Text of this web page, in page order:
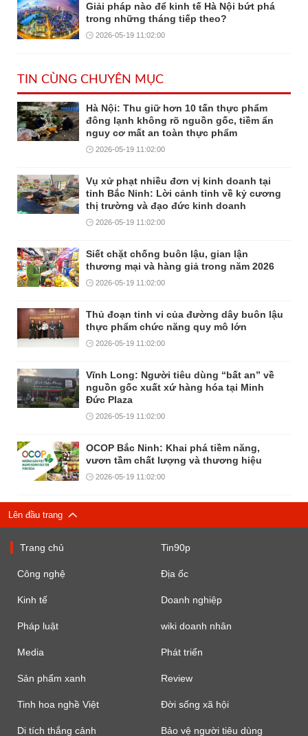
Giải pháp nào để kinh tế Hà Nội bứt phá
trong những tháng tiếp theo?
2026-05-19 11:02:00
TIN CÙNG CHUYÊN MỤC
Hà Nội: Thu giữ hơn 10 tấn thực phẩm
đông lạnh không rõ nguồn gốc, tiềm ẩn
nguy cơ mất an toàn thực phẩm
2026-05-19 11:02:00
Vụ xử phạt nhiều đơn vị kinh doanh tại
tỉnh Bắc Ninh: Lời cảnh tỉnh về kỷ cương
thị trường và đạo đức kinh doanh
2026-05-19 11:02:00
Siết chặt chống buôn lậu, gian lận
thương mại và hàng giả trong năm 2026
2026-05-19 11:02:00
Thủ đoạn tinh vi của đường dây buôn lậu
thực phẩm chức năng quy mô lớn
2026-05-19 11:02:00
Vĩnh Long: Người tiêu dùng “bất an” về
nguồn gốc xuất xứ hàng hóa tại Minh
Đức Plaza
2026-05-19 11:02:00
OCOP Bắc Ninh: Khai phá tiềm năng,
vươn tầm chất lượng và thương hiệu
2026-05-19 11:02:00
Lên đầu trang
Trang chủ Tin90p
Công nghệ Địa ốc
Kinh tế Doanh nghiệp
Pháp luật wiki doanh nhân
Media Phát triển
Sản phẩm xanh Review
Tinh hoa nghề Việt Đời sống xã hội
Di tích thắng cảnh Bảo vệ người tiêu dùng